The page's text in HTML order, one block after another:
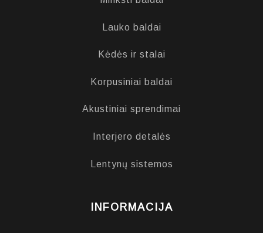
Lauko baldai
Kėdės ir stalai
Korpusiniai baldai
Akustiniai sprendimai
Interjero detalės
Lentynų sistemos
INFORMACIJA